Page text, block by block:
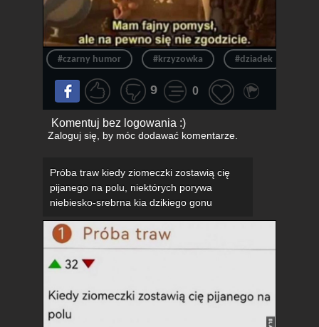
#czarny humor #krzyzowka #dziadek
9 0
Komentuj bez logowania :)
Zaloguj się, by móc dodawać komentarze.
Próba traw kiedy ziomeczki zostawią cię
pijanego na polu, niektórych porywa
niebiesko-srebrna kia dzikiego gonu